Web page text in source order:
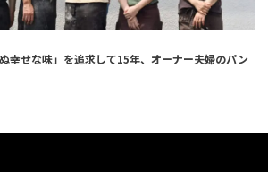
幸せな味」を追求して15年、オーナー夫婦のパン